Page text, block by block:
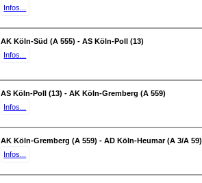
Infos...
AK Köln-Süd (A 555) - AS Köln-Poll (13)
Infos...
AS Köln-Poll (13) - AK Köln-Gremberg (A 559)
Infos...
AK Köln-Gremberg (A 559) - AD Köln-Heumar (A 3/A 59)
Infos...